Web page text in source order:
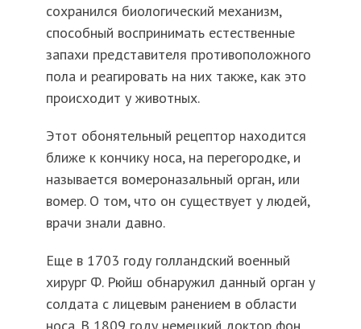
сохранился биологический механизм,
способный воспринимать естественные
запахи представителя противоположного
пола и реагировать на них также, как это
происходит у животных.
Этот обонятельный рецептор находится
ближе к кончику носа, на перегородке, и
называется вомероназальный орган, или
вомер. О том, что он существует у людей,
врачи знали давно.
Еще в 1703 году голландский военный
хирург Ф. Рюйш обнаружил данный орган у
солдата с лицевым ранением в области